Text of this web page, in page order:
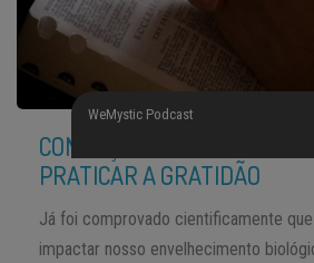
CONHEÇA A RAZÃO
PRATICAR A GRATIDÃO
Já foi comprovado cientificamente
impactar nosso envelhecimento
WeMystic Podcast